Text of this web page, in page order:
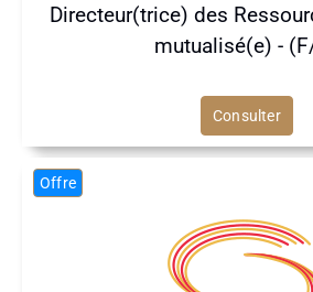
Directeur(trice) des
mutualisé(e) -
Consulter
Offre